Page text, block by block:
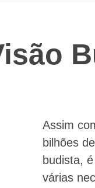
Assim
bilhões
budista,
várias